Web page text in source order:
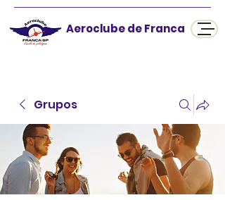
Aeroclube de Franca
Grupos